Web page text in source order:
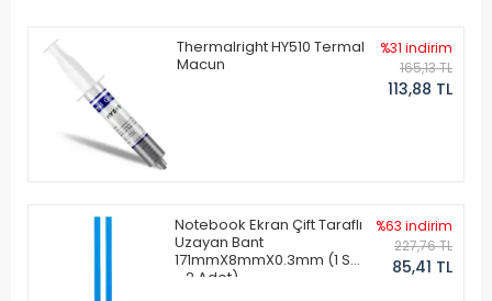
Thermalright HY510 Termal
Macun
%31 indirim
165,13 TL
113,88 TL
Notebook Ekran Çift Taraflı
Uzayan Bant
171mmX8mmX0.3mm (1 Set
- 2 Adet)
%63 indirim
227,76 TL
85,41 TL